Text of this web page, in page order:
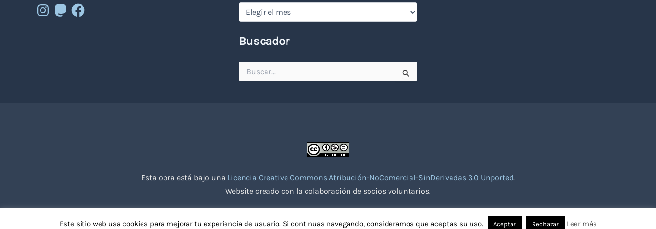
Instagram
MastodonFacebook Hemeroteca
Buscador
por:
Esta obra está bajo una Licencia Creative Commons Atribución-NoComercial-SinDerivadas 3.0 Unported.
Website creado con la colaboración de socios voluntarios.
Este sitio web usa cookies para mejorar tu experiencia de usuario. Si continuas navegando, consideramos que aceptas su uso. Aceptar Rechazar Leer más